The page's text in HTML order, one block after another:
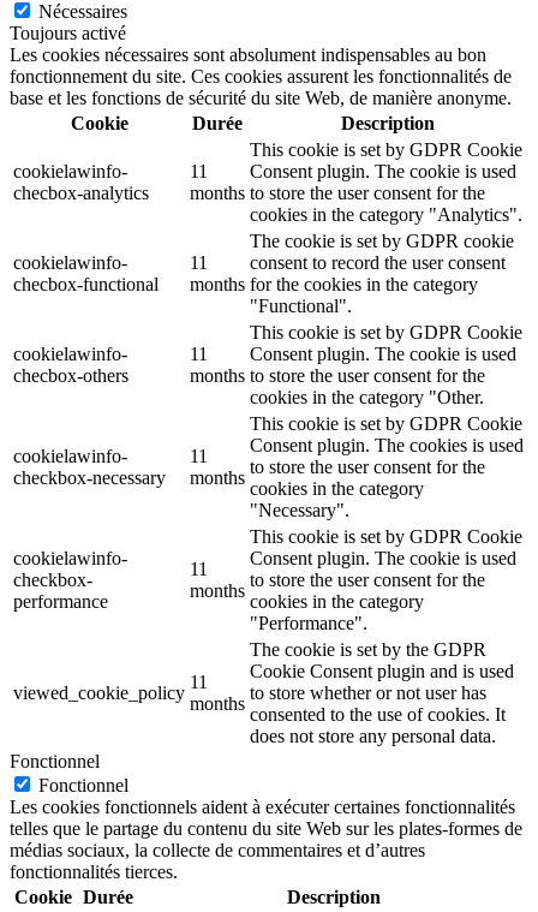
Nécessaires
Toujours activé
Les cookies nécessaires sont absolument indispensables au bon
fonctionnement du site. Ces cookies assurent les fonctionnalités de
base et les fonctions de sécurité du site Web, de manière anonyme.
Cookie
Durée Description
cookielawinfo-
checbox-analytics
11
months
This cookie is set by GDPR Cookie
Consent plugin. The cookie is used
to store the user consent for the
cookies in the category "Analytics".
cookielawinfo-
checbox-functional
11
months
The cookie is set by GDPR cookie
consent to record the user consent
for the cookies in the category
"Functional".
cookielawinfo-
checbox-others
11
months
This cookie is set by GDPR Cookie
Consent plugin. The cookie is used
to store the user consent for the
cookies in the category "Other.
cookielawinfo-
checkbox-necessary
11
months
This cookie is set by GDPR Cookie
Consent plugin. The cookies is used
to store the user consent for the
cookies in the category
"Necessary".
cookielawinfo-
checkbox-
performance
11
months
This cookie is set by GDPR Cookie
Consent plugin. The cookie is used
to store the user consent for the
cookies in the category
"Performance".
viewed_cookie_policy
11
months
The cookie is set by the GDPR
Cookie Consent plugin and is used
to store whether or not user has
consented to the use of cookies. It
does not store any personal data.
Fonctionnel
Fonctionnel
Les cookies fonctionnels aident à exécuter certaines fonctionnalités
telles que le partage du contenu du site Web sur les plates-formes de
médias sociaux, la collecte de commentaires et d’autres
fonctionnalités tierces.
Cookie Durée Description